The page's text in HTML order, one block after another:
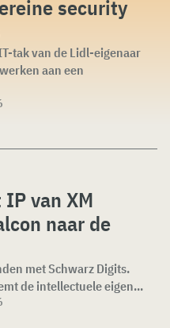
security
tak van de Lidl-eigenaar
aan een
van XM
naar de
met Schwarz Digits.
de intellectuele eigen...